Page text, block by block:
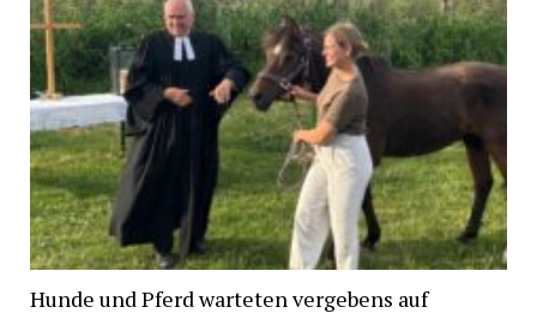
Hunde und Pferd warteten vergebens auf